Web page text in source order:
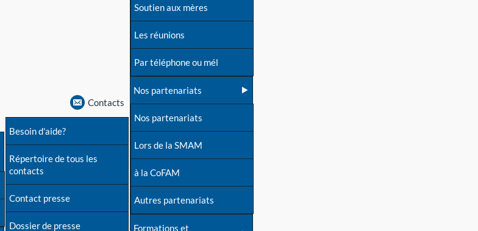
Contacts
Besoin d'aide?
Répertoire de tous les
contacts
Contact presse
Dossier de presse
Soutien aux mères
Les réunions
Par téléphone ou mél
Nos partenariats
Nos partenariats
Lors de la SMAM
à la CoFAM
Autres partenariats
Formations et